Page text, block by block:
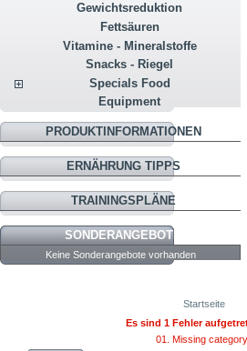
Gewichtsreduktion
Fettsäuren
Vitamine - Mineralstoffe
Snacks - Riegel
Specials Food
Equipment
PRODUKTINFORMATIONEN
ERNÄHRUNG TIPPS
TRAININGSPLÄNE
SONDERANGEBOTE
Keine Sonderangebote vorhanden
Startseite
Es sind 1 Fehler
Missing